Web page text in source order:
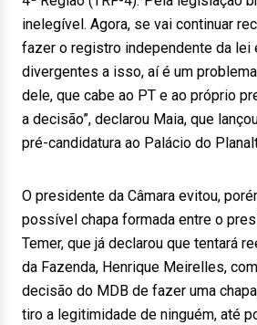
inelegível. Agora, se vai continuar
fazer o registro independente da lei
divergentes a isso, aí é um
dele, que cabe ao PT e ao próprio
a decisão”, declarou Maia, que
pré-candidatura ao Palácio do
O presidente da Câmara evitou,
possível chapa formada entre o
Temer, que já declarou que tentará
da Fazenda, Henrique Meirelles,
decisão do MDB de fazer uma
tiro a legitimidade de ninguém, até